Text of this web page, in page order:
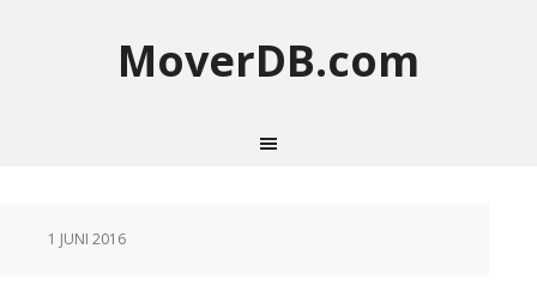
MoverDB.com
1 JUNI 2016